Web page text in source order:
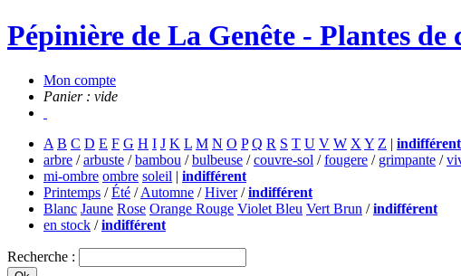
Pépinière de La Genête - Plantes
Mon compte
Panier : vide
A B C D E F G H I J K L M N O P Q R S T U V W X Y Z | indifférent
arbre /arbuste /bambou /bulbeuse /couvre-sol /fougere / grimpante /
mi-ombre ombre soleil | indifférent
Printemps /Été /Automne /Hiver/indifférent
Blanc Jaune Rose Orange Rouge Violet Bleu Vert Brun /indifférent
en stock /indifférent
Recherche :